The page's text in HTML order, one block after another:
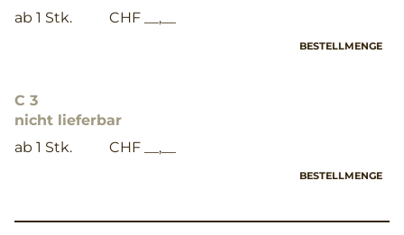
ab 1 Stk.
CHF __,__
BESTELLMENGE
C 3
nicht lieferbar
ab 1 Stk.
CHF __,__
BESTELLMENGE